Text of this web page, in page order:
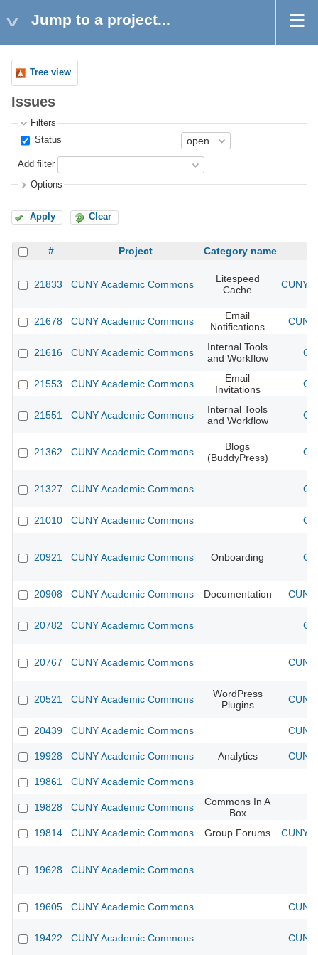
Jump to a project...
Tree view
Issues
Filters
Status
Add filter
Options
Apply Clear
# Project Category name
21833 CUNY Academic Commons
Litespeed
Cache
CUNY
21678 CUNY Academic Commons
Email
Notifications
21616 CUNY Academic Commons
Internal Tools
and Workflow
21553 CUNY Academic Commons
Email
Invitations
21551 CUNY Academic Commons
Internal Tools
and Workflow
21362 CUNY Academic Commons
Blogs
(BuddyPress)
21327 CUNY Academic Commons
21010 CUNY Academic Commons
20921 CUNY Academic Commons Onboarding
20908 CUNY Academic Commons Documentation
20782 CUNY Academic Commons
20767 CUNY Academic Commons
20521 CUNY Academic Commons
WordPress
Plugins
20439 CUNY Academic Commons
19928 CUNY Academic Commons Analytics
19861 CUNY Academic Commons
19828 CUNY Academic Commons
Commons In A
Box
19814
CUNY Academic Commons Group Forums CUNY
19628 CUNY Academic Commons
19605 CUNY Academic Commons
19422 CUNY Academic Commons